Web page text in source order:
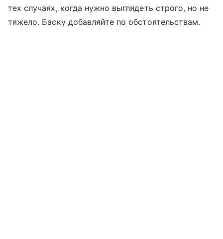
тех случаях, когда нужно выглядеть строго, но не
тяжело. Баску добавляйте по обстоятельствам.